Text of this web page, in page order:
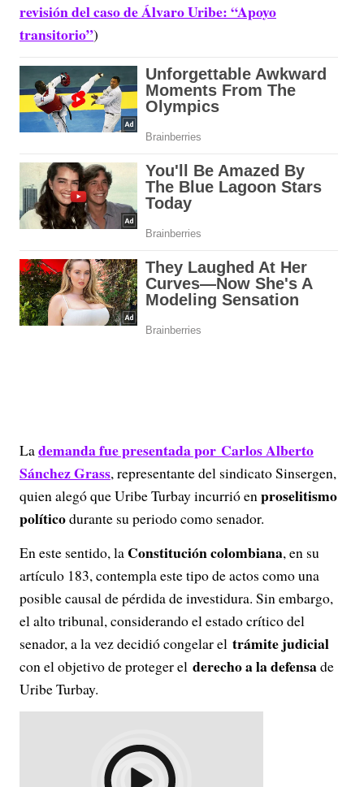
revisión del caso de Álvaro Uribe: “Apoyo
transitorio”)
Lademanda fue presentada por Carlos Alberto
Sánchez Grass, representante del sindicato Sinsergen,
quien alegó que Uribe Turbay incurrió enproselitismo
políticodurante su periodo como senador.
En este sentido, la Constitución colombiana, en su
artículo 183, contempla este tipo de actos como una
posible causal de pérdida de investidura. Sin embargo,
el alto tribunal, considerando el estado crítico del
senador, a la vez decidió congelar el trámite judicial
con el objetivo de proteger el derecho a la defensade
Uribe Turbay.